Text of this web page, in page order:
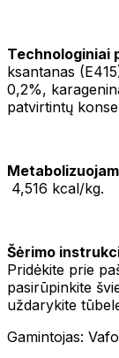
Technologiniai
ksantanas
0,2%,
patvirtintų
4,516 kcal/kg.
Šėrimo
Pridėkite prie
pasirūpinkite
uždarykite
Gamintojas: